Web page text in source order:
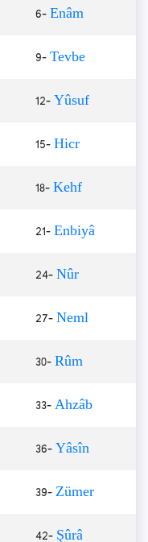
6-Enâm
9-Tevbe
12-Yûsuf
15-Hicr
18-Kehf
21-Enbiyâ
24-Nûr
27-Neml
30-Rûm
33-Ahzâb
36-Yâsîn
39-Zümer
42-Şûrâ